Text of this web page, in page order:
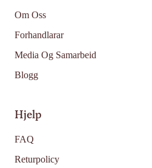
Om Oss
Forhandlarar
Media Og Samarbeid
Blogg
Hjelp
FAQ
Returpolicy